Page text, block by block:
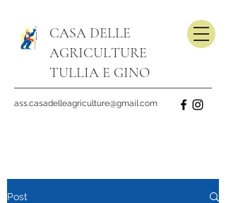
CASA DELLE
AGRICULTURE
TULLIA E GINO
ass.casadelleagriculture@gmail.com
Post